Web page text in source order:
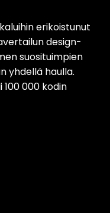
erikoistunut
design-
suosituimpien
yhdellä haulla.
000 kodin